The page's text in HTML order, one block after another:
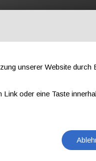
DOWNLOAD
unserer Website durch
oder eine Taste